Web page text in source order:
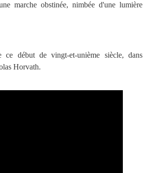
marche obstinée, nimbée d'une lumière
début de vingt-et-unième siècle, dans
Horvath.